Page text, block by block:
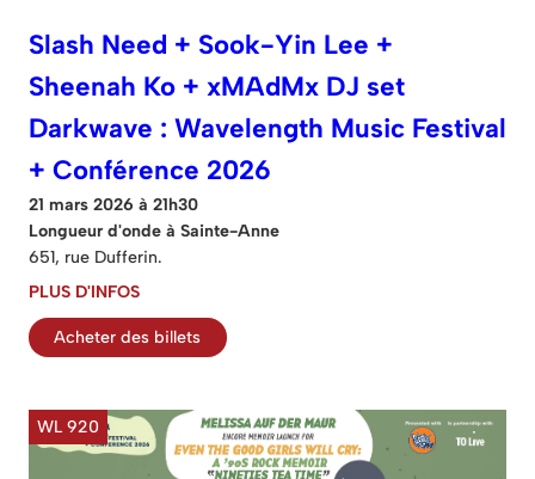
Slash Need + Sook-Yin Lee +
Sheenah Ko + xMAdMx DJ set
Darkwave : Wavelength Music Festival
+ Conférence 2026
21 mars 2026 à 21h30
Longueur d'onde à Sainte-Anne
651, rue Dufferin.
PLUS D'INFOS
Acheter des billets
WL 920